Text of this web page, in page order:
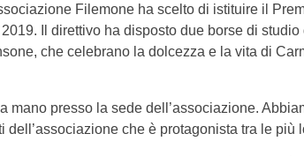
Filemone ha scelto di istituire il
Il direttivo ha disposto due borse di
che celebrano la dolcezza e la vita di
presso la sede dell’associazione.
dell’associazione che è protagonista tra le